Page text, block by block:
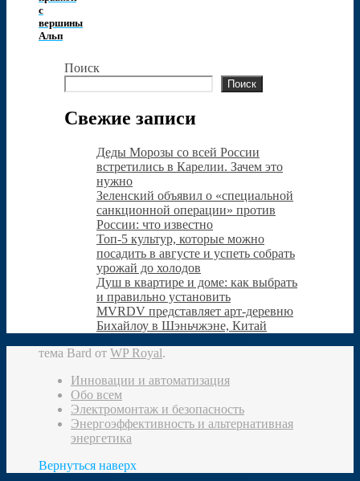
с
вершины
Альп
Поиск
Поиск
Свежие записи
Деды Морозы со всей России
встретились в Карелии. Зачем это
нужно
Зеленский объявил о «специальной
санкционной операции» против
России: что известно
Топ-5 культур, которые можно
посадить в августе и успеть собрать
урожай до холодов
Душ в квартире и доме: как выбрать
и пра­вильно уста­новить
MVRDV представляет арт-деревню
Бихайлоу в Шэньчжэне, Китай
тема Bard от WP Royal.
Инновации и автоматизация
Обо всем
Электромонтаж и безопасность
Энергоэффективность и альтернативная
энергетика
Вернуться наверх